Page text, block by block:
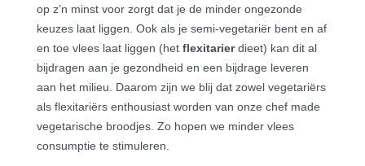
op z’n minst voor zorgt dat je de minder ongezonde
keuzes laat liggen. Ook als je semi-vegetariër bent en af
en toe vlees laat liggen (het flexitarierdieet) kan dit al
bijdragen aan je gezondheid en een bijdrage leveren
aan het milieu. Daarom zijn we blij dat zowel vegetariërs
als flexitariërs enthousiast worden van onze chef made
vegetarische broodjes. Zo hopen we minder vlees
consumptie te stimuleren.